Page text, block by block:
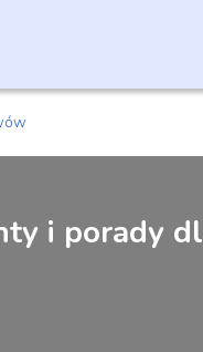
i porady